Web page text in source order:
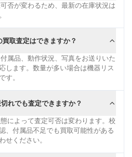
否が変わるため、最新の在庫状況は
買取査定はできますか？
属品、動作状況、写真をお送りいた
します。数量が多い場合は機器リス
す。
れでも査定できますか？
によって査定可否は変わります。校
、付属品不足でも買取可能性がある
せください。